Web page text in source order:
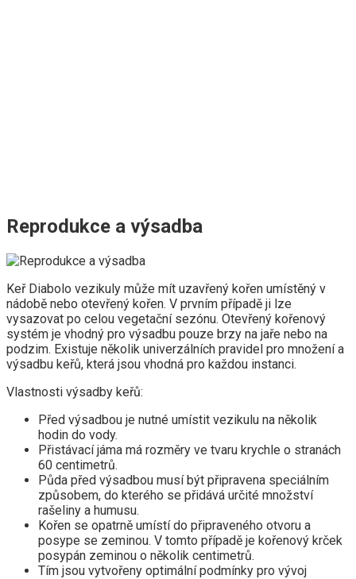
Reprodukce a výsadba
Keř Diabolo vezikuly může mít uzavřený kořen umístěný v
nádobě nebo otevřený kořen. V prvním případě ji lze
vysazovat po celou vegetační sezónu. Otevřený kořenový
systém je vhodný pro výsadbu pouze brzy na jaře nebo na
podzim. Existuje několik univerzálních pravidel pro množení a
výsadbu keřů, která jsou vhodná pro každou instanci.
Vlastnosti výsadby keřů:
Před výsadbou je nutné umístit vezikulu na několik
hodin do vody.
Přistávací jáma má rozměry ve tvaru krychle o stranách
60 centimetrů.
Půda před výsadbou musí být připravena speciálním
způsobem, do kterého se přidává určité množství
rašeliny a humusu.
Kořen se opatrně umístí do připraveného otvoru a
posype se zeminou. V tomto případě je kořenový krček
posypán zeminou o několik centimetrů.
Tím jsou vytvořeny optimální podmínky pro vývoj